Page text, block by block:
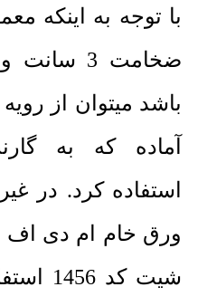
با توجه به اینکه
باشد میتوان از
آماده که به
استفاده کرد. در
ورق خام ام دی اف
شیت